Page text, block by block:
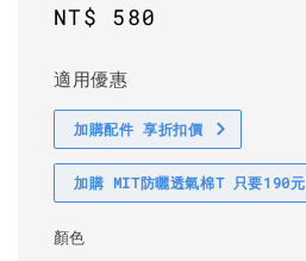
Regular
NT$ 580
適用優惠
加購配件 享折扣價
加購 MIT防曬透氣棉T 只要190元
顏色